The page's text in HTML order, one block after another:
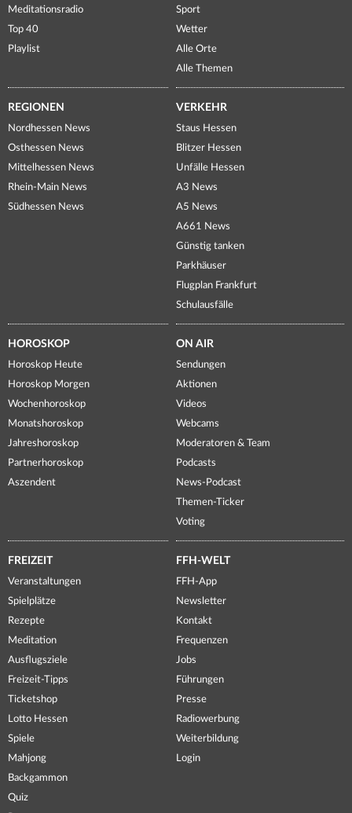
Meditationsradio
Top 40
Playlist
Sport
Wetter
Alle Orte
Alle Themen
REGIONEN
Nordhessen News
Osthessen News
Mittelhessen News
Rhein-Main News
Südhessen News
VERKEHR
Staus Hessen
Blitzer Hessen
Unfälle Hessen
A3 News
A5 News
A661 News
Günstig tanken
Parkhäuser
Flugplan Frankfurt
Schulausfälle
HOROSKOP
Horoskop Heute
Horoskop Morgen
Wochenhoroskop
Monatshoroskop
Jahreshoroskop
Partnerhoroskop
Aszendent
ON AIR
Sendungen
Aktionen
Videos
Webcams
Moderatoren & Team
Podcasts
News-Podcast
Themen-Ticker
Voting
FREIZEIT
Veranstaltungen
Spielplätze
Rezepte
Meditation
Ausflugsziele
Freizeit-Tipps
Ticketshop
Lotto Hessen
Spiele
Mahjong
Backgammon
Quiz
FFH-WELT
FFH-App
Newsletter
Kontakt
Frequenzen
Jobs
Führungen
Presse
Radiowerbung
Weiterbildung
Login